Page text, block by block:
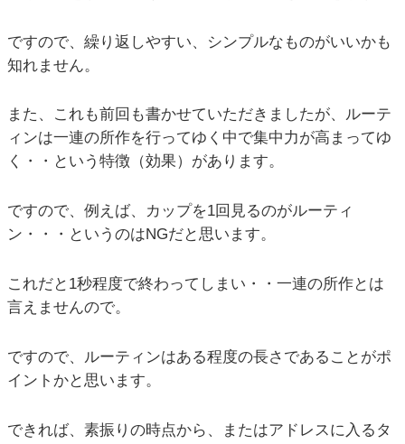
ですので、繰り返しやすい、シンプルなものがいいかも
知れません。
また、これも前回も書かせていただきましたが、ルーテ
ィンは一連の所作を行ってゆく中で集中力が高まってゆ
く・・という特徴（効果）があります。
ですので、例えば、カップを1回見るのがルーティ
ン・・・というのはNGだと思います。
これだと1秒程度で終わってしまい・・一連の所作とは
言えませんので。
ですので、ルーティンはある程度の長さであることがポ
イントかと思います。
できれば、素振りの時点から、またはアドレスに入るタ